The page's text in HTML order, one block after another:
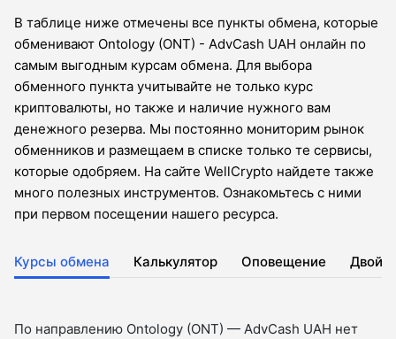
В таблице ниже отмечены все пункты обмена, которые
обменивают Ontology (ONT) - AdvCash UAH онлайн по
самым выгодным курсам обмена. Для выбора
обменного пункта учитывайте не только курс
криптовалюты, но также и наличие нужного вам
денежного резерва. Мы постоянно мониторим рынок
обменников и размещаем в списке только те сервисы,
которые одобряем. На сайте WellCrypto найдете также
много полезных инструментов. Ознакомьтесь с ними
при первом посещении нашего ресурса.
Курсы обмена Калькулятор Оповещение
По направлению Ontology (ONT) — AdvCash UAH нет